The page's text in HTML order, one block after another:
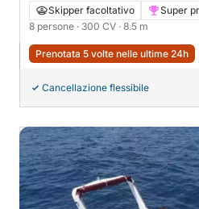
Skipper facoltativo Super
8 persone · 300 CV · 8.5 m
Prenotata 5 volte nelle ultime 24h
Cancellazione flessibile